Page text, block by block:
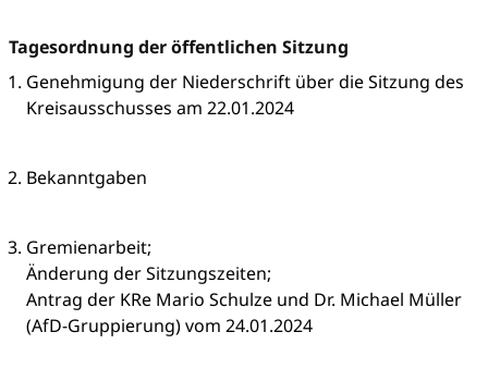
Tagesordnung der öffentlichen Sitzung
Genehmigung der Niederschrift über die Sitzung des
Kreisausschusses am 22.01.2024
Bekanntgaben
Gremienarbeit;
Änderung der Sitzungszeiten;
Antrag der KRe Mario Schulze und Dr. Michael Müller
(AfD-Gruppierung) vom 24.01.2024